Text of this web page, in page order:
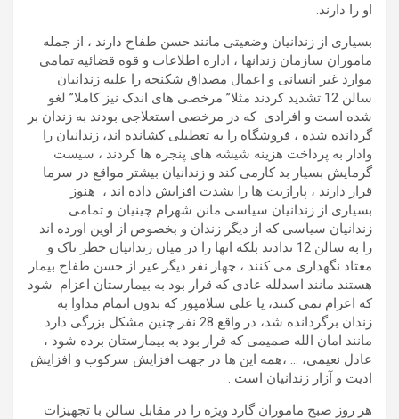
او را دارند.
بسیاری از زندانیان وضعیتی مانند حسن طفاح دارند ، از جمله
ماموران سازمان زندانها ، اداره اطلاعات و قوه قضائیه تمامی
موارد غیر انسانی و اعمال مصداق شکنجه را علیه زندانیان
سالن 12 تشدید کردند مثلا” مرخصی های اندک نیز کاملا” لغو
شده است و افرادی که در مرخصی استعلاجی بودند به زندان بر
گردانده شده ، فروشگاه را به تعطیلی کشانده اند، زندانیان را
وادار به پرداخت هزینه شیشه های پنجره ها کردند ، سیست
گرمایش بسیار بد کارمی کند و زندانیان بیشتر مواقع در سرما
قرار دارند ، پارازیت ها را بشدت افزایش داده اند ، هنوز
بسیاری از زندانیان سیاسی مانن شهرام چینیان و تمامی
زندانیان سیاسی که از دیگر زندان و بخصوص از اوین اورده اند
را به سالن 12 ندادند بلکه انها را در میان زندانیان خطر ناک و
معتاد نگهداری می کنند ، چهار نفر دیگر غیر از حسن طفاح بیمار
هستند مانند اسدلله عادی که قرار بود به بیمارستان اعزام شود
که اعزام نمی کنند، یا علی سلامپور که بدون اتمام مداوا به
زندان برگردانده شد، در واقع 28 نفر چنین مشکل بزرگی دارد
مانند امان الله صمیمی که قرار بود به بیمارستان برده شود ،
عادل نعیمی، … ،همه این ها در جهت افزایش سرکوب و افزایش
اذیت و آزار زندانیان است .
هر روز صبح ماموران گارد ویژه را در مقابل سالن با تجهیزات